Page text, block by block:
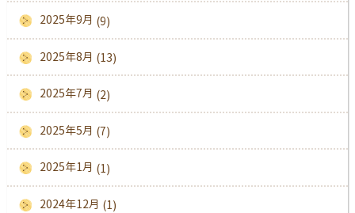
2025年9月 (9)
2025年8月 (13)
2025年7月 (2)
2025年5月 (7)
2025年1月 (1)
2024年12月 (1)